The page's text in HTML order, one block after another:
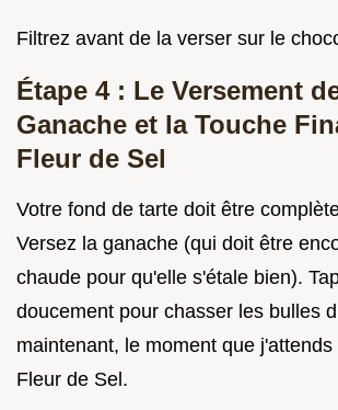
Filtrez avant de la verser sur le
Étape 4 : Le Versement
Ganache et la Touche
Fleur de Sel
Votre fond de tarte doit être
Versez la ganache (qui doit être
chaude pour qu'elle s'étale bien).
doucement pour chasser les bulles
maintenant, le moment que
Fleur de Sel.